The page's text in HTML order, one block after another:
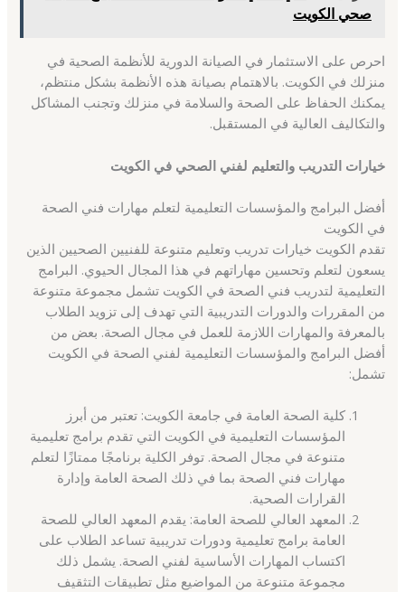
صحي الكويت
احرص على الاستثمار في الصيانة الدورية للأنظمة الصحية في
منزلك في الكويت. بالاهتمام بصيانة هذه الأنظمة بشكل منتظم،
يمكنك الحفاظ على الصحة والسلامة في منزلك وتجنب المشاكل
والتكاليف العالية في المستقبل.
خيارات التدريب والتعليم لفني الصحي في الكويت
أفضل البرامج والمؤسسات التعليمية لتعلم مهارات فني الصحة
في الكويت
تقدم الكويت خيارات تدريب وتعليم متنوعة للفنيين الصحيين الذين
يسعون لتعلم وتحسين مهاراتهم في هذا المجال الحيوي. البرامج
التعليمية لتدريب فني الصحة في الكويت تشمل مجموعة متنوعة
من المقررات والدورات التدريبية التي تهدف إلى تزويد الطلاب
بالمعرفة والمهارات اللازمة للعمل في مجال الصحة. بعض من
أفضل البرامج والمؤسسات التعليمية لفني الصحة في الكويت
تشمل:
كلية الصحة العامة في جامعة الكويت: تعتبر من أبرز
المؤسسات التعليمية في الكويت التي تقدم برامج تعليمية
متنوعة في مجال الصحة. توفر الكلية برنامجًا ممتازًا لتعلم
مهارات فني الصحة بما في ذلك الصحة العامة وإدارة
القرارات الصحية.
المعهد العالي للصحة العامة: يقدم المعهد العالي للصحة
العامة برامج تعليمية ودورات تدريبية تساعد الطلاب على
اكتساب المهارات الأساسية لفني الصحة. يشمل ذلك
مجموعة متنوعة من المواضيع مثل تطبيقات التثقيف